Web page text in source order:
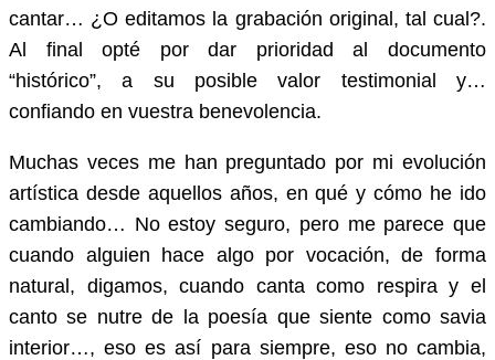
cantar… ¿O editamos la grabación original, tal cual?.
Al final opté por dar prioridad al documento
“histórico”, a su posible valor testimonial y…
confiando en vuestra benevolencia.
Muchas veces me han preguntado por mi evolución
artística desde aquellos años, en qué y cómo he ido
cambiando… No estoy seguro, pero me parece que
cuando alguien hace algo por vocación, de forma
natural, digamos, cuando canta como respira y el
canto se nutre de la poesía que siente como savia
interior…, eso es así para siempre, eso no cambia,